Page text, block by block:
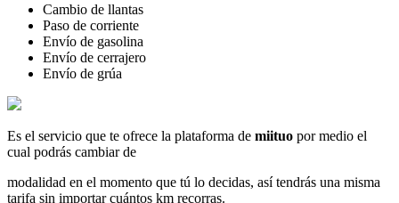
Cambio de llantas
Paso de corriente
Envío de gasolina
Envío de cerrajero
Envío de grúa
Es el servicio que te ofrece la plataforma de miituo por medio el
cual podrás cambiar de
modalidad en el momento que tú lo decidas, así tendrás una misma
tarifa sin importar cuántos km recorras.